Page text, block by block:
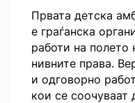
Првата детска
е граѓанска
работи на полето
нивните права.
и одговорно
кои се